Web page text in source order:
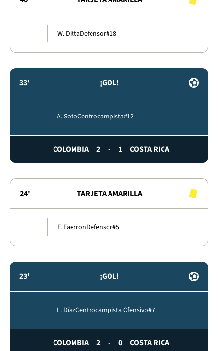
W. DittaDefensor#18
33' ¡GOL!
A. SotoCentrocampista#12
COLOMBIA 2 - 1 COSTA RICA
24' TARJETA AMARILLA
F. FaerronDefensor#5
23' ¡GOL!
L. DíazCentrocampista Ofensivo#7
COLOMBIA 2 - 0 COSTA RICA